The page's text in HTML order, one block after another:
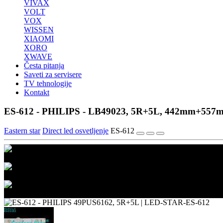
VIVAX
VOLT
VOX
WISSEN
XIAOMI
XORO
XWAVE
Česta pitanja
Saveti za servisere
TV tehnologije
Kontakt
ES-612 - PHILIPS - LB49023, 5R+5L,
Eastern star Direct led osvetljenje ES-612